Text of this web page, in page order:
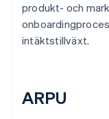
produkt- och
intäktstillväxt.
ARPU